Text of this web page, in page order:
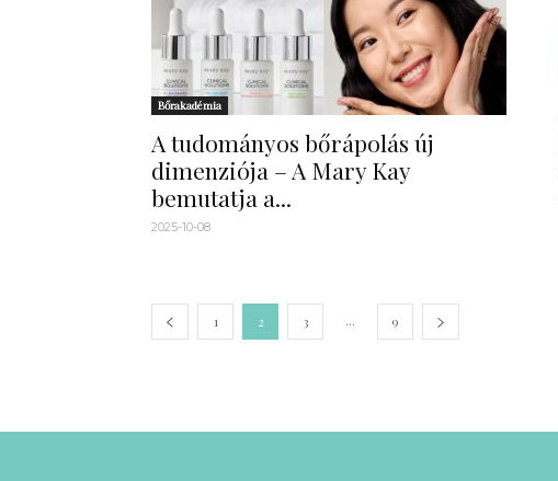
Bőrakadémia
A tudományos bőrápolás új
dimenziója – A Mary Kay
bemutatja a...
2025-10-08
1 2 3 ... 9